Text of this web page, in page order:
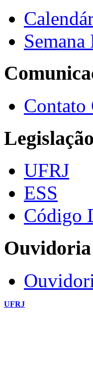
Semana
Legislação
UFRJ
ESS
Código
Ouvidoria
UFRJ